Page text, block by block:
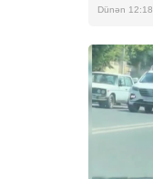
Dünən 12:18